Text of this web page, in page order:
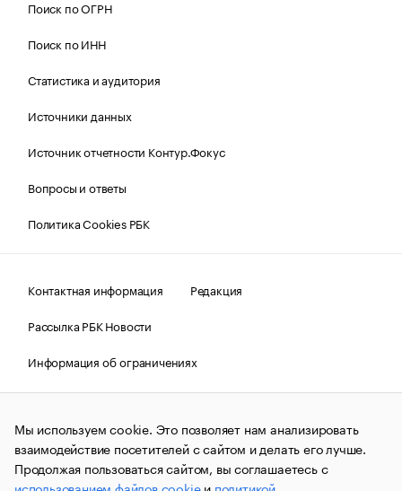
Поиск по ОГРН
Поиск по ИНН
Статистика и аудитория
Источники данных
Источник отчетности Контур.Фокус
Вопросы и ответы
Политика Cookies РБК
Контактная информация
Редакция
Рассылка РБК Новости
Информация об ограничениях
Правовая информация
О соблюдении авторских прав
© АО «РОСБИЗНЕСКОНСАЛТИНГ»,1995–2026.Сообщения
и материалы информационного агентства «РБК»
(зарегистрировано Федеральной службой по надзору в сфере
связи, информационных технологий и массовых
Мы используем cookie. Это позволяет нам анализировать
взаимодействие посетителей с сайтом и делать его лучше.
Продолжая пользоваться сайтом, вы соглашаетесь с